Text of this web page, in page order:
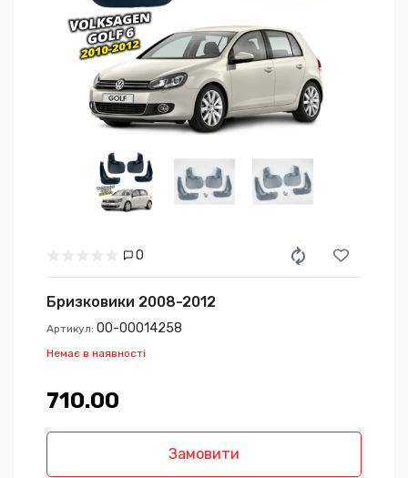
0
Бризковики 2008-2012
Артикул: 00-00014258
Немає в наявності
710.00₴
Замовити